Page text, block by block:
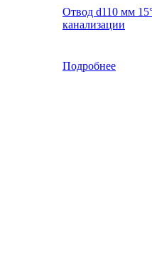
Отвод d110 мм
канализации
Подробнее